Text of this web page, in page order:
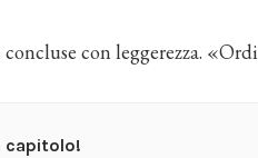
con leggerezza.
capitolo!